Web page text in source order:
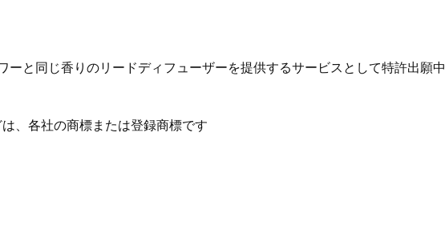
と同じ香りのリードディフューザーを提供するサービスとして特許出願中
、各社の商標または登録商標です